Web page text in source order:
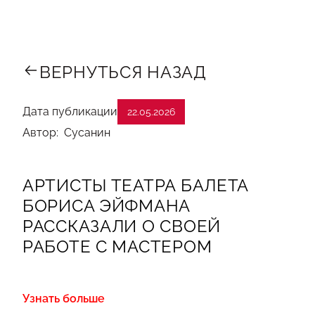
ВЕРНУТЬСЯ НАЗАД
Дата публикации 22.05.2026
Автор: Сусанин
АРТИСТЫ ТЕАТРА БАЛЕТА
БОРИСА ЭЙФМАНА
РАССКАЗАЛИ О СВОЕЙ
РАБОТЕ С МАСТЕРОМ
Узнать больше